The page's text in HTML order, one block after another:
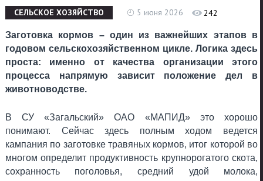
СЕЛЬСКОЕ ХОЗЯЙСТВО 5 июня 2026 242
Заготовка кормов – один из важнейших этапов в
годовом сельскохозяйственном цикле. Логика здесь
проста: именно от качества организации этого
процесса напрямую зависит положение дел в
животноводстве.
В СУ «Загальский» ОАО «МАПИД» это хорошо
понимают. Сейчас здесь полным ходом ведется
кампания по заготовке травяных кормов, итог которой во
многом определит продуктивность крупнорогатого скота,
сохранность поголовья, средний удой молока,